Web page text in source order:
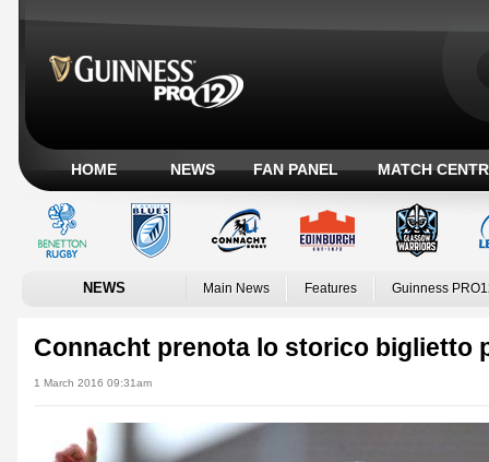
HOME NEWS FAN PANEL MATCH
NEWS Main News Features Guinness
Connacht prenota lo storico biglietto
1 March 2016 09:31am